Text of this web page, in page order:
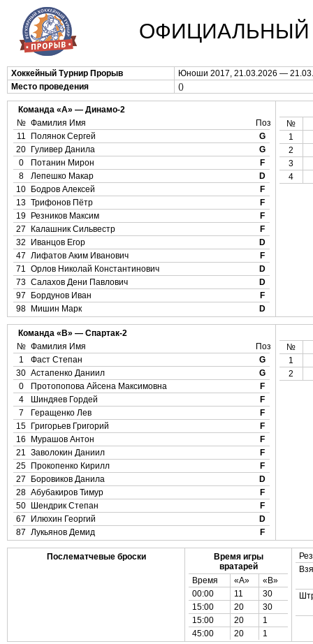
ОФИЦИАЛЬНЫЙ
Хоккейный Турнир Прорыв
Юноши 2017, 21.03.2026 —
Место проведения
()
Команда «А» — Динамо-2
№ Фамилия Имя
Поз
11
Полянок Сергей
G
20
Гуливер Данила
G
0
Потанин Мирон
F
8
Лепешко Макар
D
10
Бодров Алексей
F
13 Трифонов Пётр
F
19
Резников Максим
F
27
Калашник Сильвестр
F
32
Иванцов Егор
D
47 Лифатов Аким Иванович
F
71 Орлов Николай Константинович
D
73 Салахов Дени Павлович
D
97
Бордунов Иван
F
98
Мишин Марк D
№
1
2
3
4
Команда «B» — Спартак-2
№ Фамилия Имя
Поз
1
Фаст Степан
G
30 Астапенко Даниил
G
0
Протопопова Айсена Максимовна
F
4
Шиндяев Гордей
F
7
Геращенко Лев
F
15
Григорьев Григорий
F
16
Мурашов Антон
F
21 Заволокин Даниил
F
25
Прокопенко Кирилл
F
27
Боровиков Данила
D
28 Абубакиров Тимур
F
50
Шендрик Степан
F
67
Илюхин Георгий
D
87 Лукьянов Демид F
№
1
2
Послематчевые броски
Время игры
вратарей
Время
«А»
«B»
00:00
11
30
15:00
20
30
15:00
20
1
45:00
20 1